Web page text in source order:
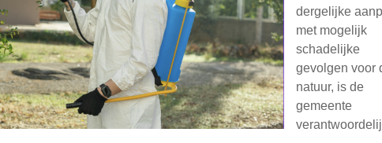
dergelijke
met mogelijk
schadelijke
gevolgen voor
natuur, is de
gemeente